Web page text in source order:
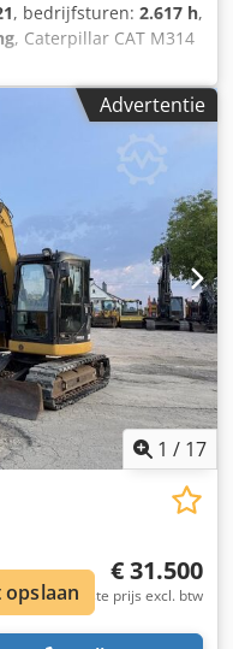
, bedrijfsturen: 2.617 h,
, Caterpillar CAT M314
– slechts 2.617
Caterpillar M314
en direct inzetbare
Aqrsr * Bouwjaar: 2021
* Hydraulische
* Banden in
dieselmotor De
en verkeert zowel
staat. Hij is direct
, weg- en
en een proefrit zijn op
verzoek worden
Advertentie
1 / 17
€ 31.500
Vaste prijs excl. btw